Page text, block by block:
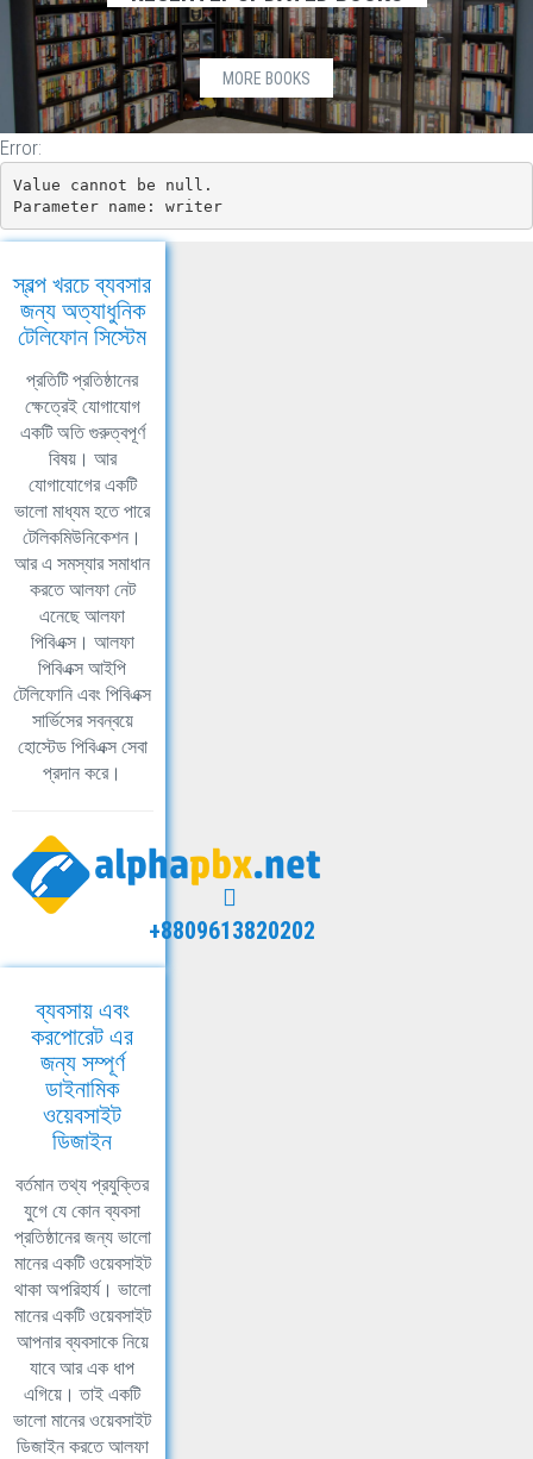
MORE BOOKS
Error:
Value cannot be null.
Parameter name: writer
স্বল্প খরচে ব্যবসার
জন্য অত্যাধুনিক
টেলিফোন সিস্টেম
প্রতিটি প্রতিষ্ঠানের
ক্ষেত্রেই যোগাযোগ
একটি অতি গুরুত্বপূর্ণ
বিষয়। আর
যোগাযোগের একটি
ভালো মাধ্যম হতে পারে
টেলিকমিউনিকেশন।
আর এ সমস্যার সমাধান
করতে আলফা নেট
এনেছে আলফা
পিবিএক্স। আলফা
পিবিএক্স আইপি
টেলিফোনি এবং পিবিএক্স
সার্ভিসের সবন্বয়ে
হোস্টেড পিবিএক্স সেবা
প্রদান করে।
+8809613820202
ব্যবসায় এবং
করপোরেট এর
জন্য সম্পূর্ণ
ডাইনামিক
ওয়েবসাইট
ডিজাইন
বর্তমান তথ্য প্রযুক্তির
যুগে যে কোন ব্যবসা
প্রতিষ্ঠানের জন্য ভালো
মানের একটি ওয়েবসাইট
থাকা অপরিহার্য। ভালো
মানের একটি ওয়েবসাইট
আপনার ব্যবসাকে নিয়ে
যাবে আর এক ধাপ
এগিয়ে। তাই একটি
ভালো মানের ওয়েবসাইট
ডিজাইন করতে আলফা